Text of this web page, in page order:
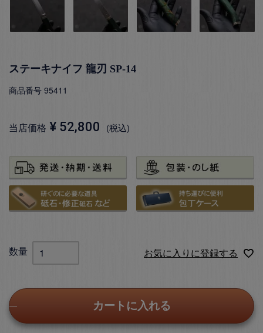
ステーキナイフ 龍刃 SP-14
商品番号 95411
当店価格 ¥ 52,800 税込
お気に入りに登録する
カートに入れる